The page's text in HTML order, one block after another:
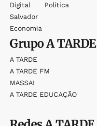
Digital
Salvador
Economia
Política
GrupoA TARDE
A TARDE
A TARDE FM
MASSA!
A TARDE EDUCAÇÃO